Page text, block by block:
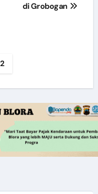
di Grobogan
2